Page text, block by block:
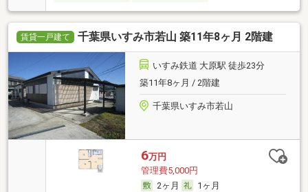
賃貸一戸建て 千葉県いすみ市若山 築11年8ヶ月 2階建
いすみ鉄道 大原駅 徒歩23分
築11年8ヶ月 / 2階建
千葉県いすみ市若山
6万円
管理費5,000円
2ヶ月
1ヶ月